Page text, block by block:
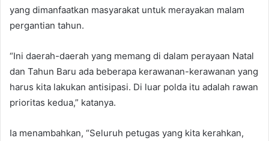
yang dimanfaatkan masyarakat untuk merayakan malam
pergantian tahun.
“Ini daerah-daerah yang memang di dalam perayaan Natal
dan Tahun Baru ada beberapa kerawanan-kerawanan yang
harus kita lakukan antisipasi. Di luar polda itu adalah rawan
prioritas kedua,” katanya.
Ia menambahkan, “Seluruh petugas yang kita kerahkan,